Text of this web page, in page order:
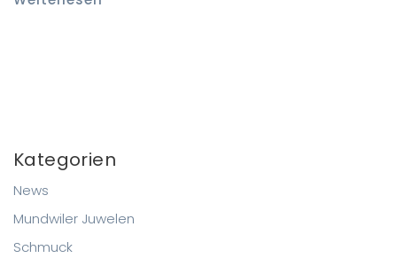
Kategorien
News
Mundwiler Juwelen
Schmuck